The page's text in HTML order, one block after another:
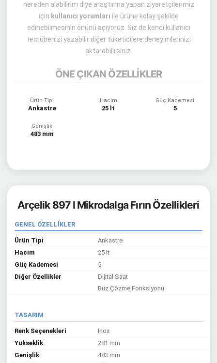
nereden alabilirim diye araştırma yapan ziyaretçilerimiz
için kullanıcı yorumları ile ürüne kolay şekilde
edinebilmesinin önünü açıyoruz. Siz de kendi kullanıcı
tecrübenizi yazabilir diğer tüketicilere deneyimlerinizi
aktarabilirsiniz.
ÖNE ÇIKAN ÖZELLİKLER
Ürün Tipi
Ankastre
Hacim
25 lt
Güç Kademesi
5
Genişlik
483 mm
Arçelik 897 I Mikrodalga Fırın Özellikleri
GENEL ÖZELLİKLER
Ürün Tipi
Ankastre
Hacim
25 lt
Güç Kademesi
5
Diğer Özellikler
Dijital Saat
Buz Çözme Fonksiyonu
TASARIM
Renk Seçenekleri
Inox
Yükseklik
281 mm
Genişlik
483 mm